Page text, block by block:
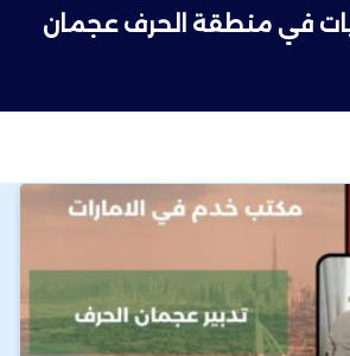
في منطقة الحرف عجمان